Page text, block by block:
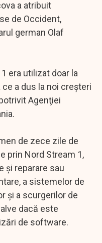
a atribuit
de Occident,
german Olaf
era utilizat doar la
a dus la noi creşteri
Agenţiei
de zece zile de
prin Nord Stream 1,
şi reparare sau
a sistemelor de
şi a scurgerilor de
dacă este
de software.